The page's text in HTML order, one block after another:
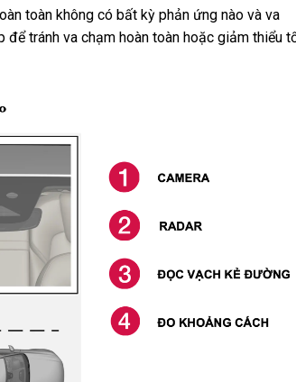
toàn không có bất kỳ phản ứng nào và va
tránh va chạm hoàn toàn hoặc giảm thiểu